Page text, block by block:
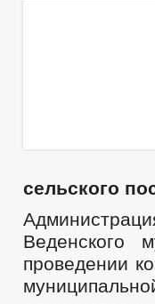
сельского
Веденского
проведении